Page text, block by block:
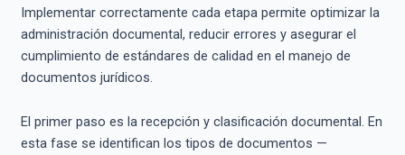
Implementar correctamente cada etapa permite optimizar la
administración documental, reducir errores y asegurar el
cumplimiento de estándares de calidad en el manejo de
documentos jurídicos.
El primer paso es la recepción y clasificación documental. En
esta fase se identifican los tipos de documentos —